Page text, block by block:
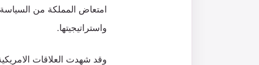
امتعاض المملكة من السياسة
واستراتيجيتها.
وقد شهدت العلاقات